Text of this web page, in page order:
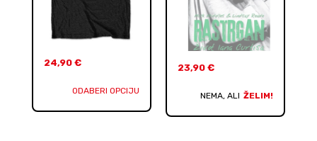
24,90 €
ODABERI OPCIJU
23,90 €
NEMA, ALI ŽELIM!